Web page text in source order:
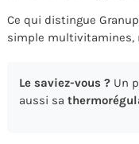
Ce qui distingue
simple multivitamines,
Le saviez-vous ? Un
aussi sa